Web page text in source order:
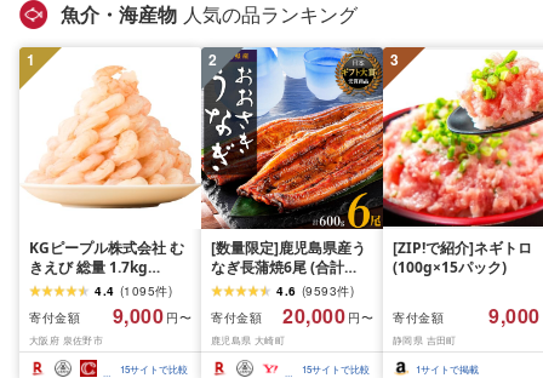
魚介・海産物 人気の品ランキング
1
KGピープル株式会社 む
きえび 総量 1.7kg
(850g×2P) 特大 5Lサイ
ズ バナメイエビ バラ凍
結 下処理不要 サイズ不
揃い 訳あり
4.4 (1095件)
寄付金額
9,000 円〜
大阪府 泉佐野市
15サイトで比較
2
[数量限定]鹿児島県産う
なぎ長蒲焼6尾 (合計
600g以上)4.6 (9593件)
寄付金額
20,000 円〜
鹿児島県 大崎町
15サイトで比較
3
[ZIP!で紹介]ネギトロ
(100g×15パック)
寄付金額 9,000
静岡県 吉田町
1サイトで掲載